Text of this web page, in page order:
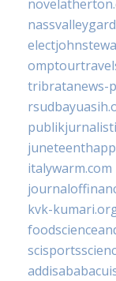
tribratanews-
italywarm.com
kvk-